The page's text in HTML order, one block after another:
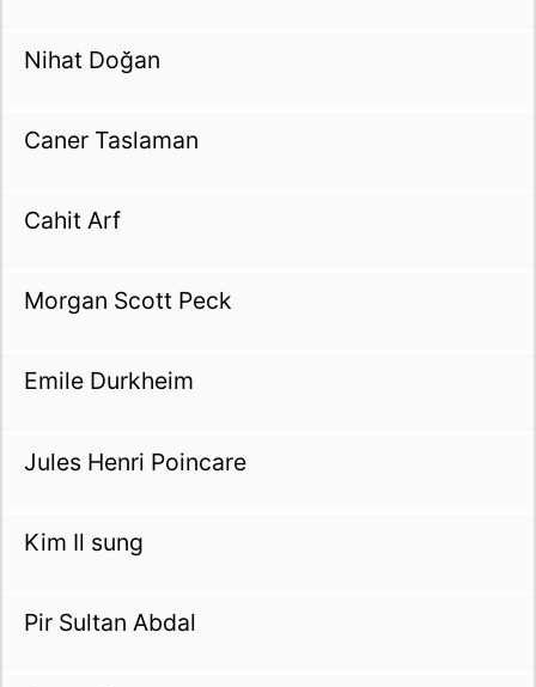
Nihat Doğan
Caner Taslaman
Cahit Arf
Morgan Scott Peck
Emile Durkheim
Jules Henri Poincare
Kim Il sung
Pir Sultan Abdal